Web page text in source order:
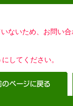
ないため、お問い
してください。